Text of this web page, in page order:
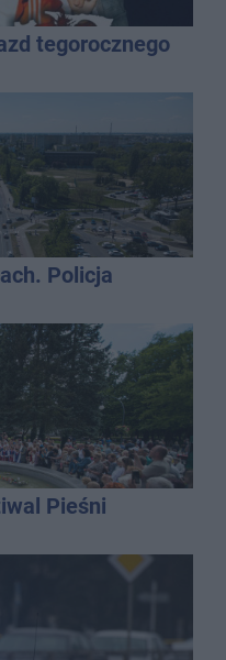
tegorocznego
Policja
Pieśni